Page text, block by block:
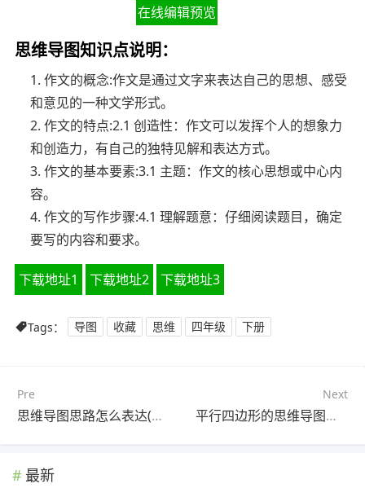
在线编辑预览
思维导图知识点说明：
1. 作文的概念:作文是通过文字来表达自己的思想、感受
和意见的一种文学形式。
2. 作文的特点:2.1 创造性：作文可以发挥个人的想象力
和创造力，有自己的独特见解和表达方式。
3. 作文的基本要素:3.1 主题：作文的核心思想或中心内
容。
4. 作文的写作步骤:4.1 理解题意：仔细阅读题目，确定
要写的内容和要求。
下载地址1 下载地址2 下载地址3
Tags： 导图 收藏 思维 四年级 下册
Pre
思维导图思路怎么表达(5张可打印)
Next
平行四边形的思维导图四年级下册(3张可下载)
最新